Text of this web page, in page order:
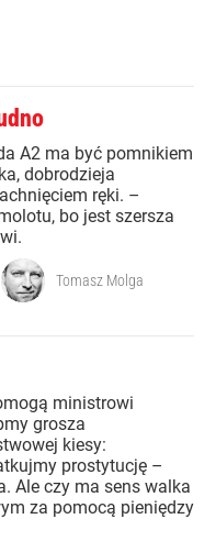
A2 ma być pomnikiem
dobrodzieja
ręki. –
bo jest szersza
Tomasz Molga
ministrowi
grosza
kiesy:
prostytucję –
Ale czy ma sens walka
za pomocą pieniędzy